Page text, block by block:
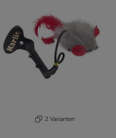
2 Varianten